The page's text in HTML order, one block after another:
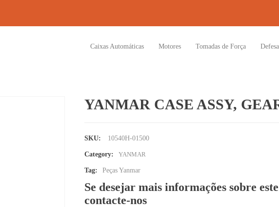
Caixas Automáticas Motores Tomadas de Força Defesa
YANMAR CASE ASSY,
SKU: 10540H-01500
Category: YANMAR
Tag: Peças Yanmar
Se desejar mais informações sobre
contacte-nos